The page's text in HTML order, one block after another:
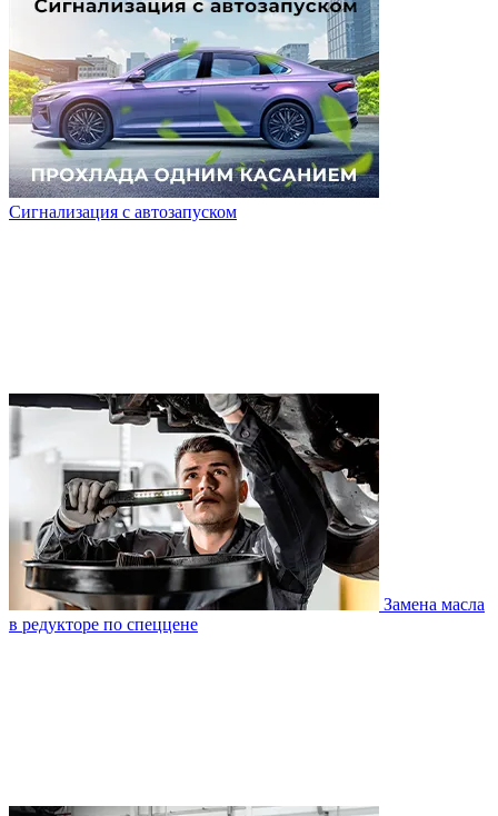
Сигнализация с автозапуском
Замена масла
в редукторе по спеццене